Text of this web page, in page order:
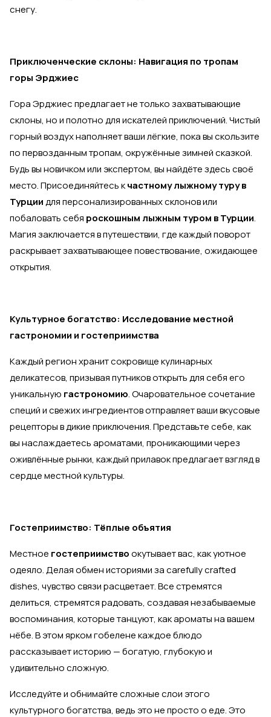
снегу.
Приключенческие склоны: Навигация по тропам
горы Эрджиес
Гора Эрджиес предлагает не только захватывающие
склоны, но и полотно для искателей приключений. Чистый
горный воздух наполняет ваши лёгкие, пока вы скользите
по первозданным тропам, окружённые зимней сказкой.
Будь вы новичком или экспертом, вы найдёте здесь своё
место. Присоединяйтесь кчастному лыжному туру в
Турциидля персонализированных склонов или
побаловать себя роскошным лыжным туром в Турции.
Магия заключается в путешествии, где каждый поворот
раскрывает захватывающее повествование, ожидающее
открытия.
Культурное богатство: Исследование местной
гастрономии и гостеприимства
Каждый регион хранит сокровище кулинарных
деликатесов, призывая путников открыть для себя его
уникальную гастрономию. Очаровательное сочетание
специй и свежих ингредиентов отправляет ваши вкусовые
рецепторы в дикие приключения. Представьте себе, как
вы наслаждаетесь ароматами, проникающими через
оживлённые рынки, каждый прилавок предлагает взгляд в
сердце местной культуры.
Гостеприимство: Тёплые объятия
Местное гостеприимствоокутывает вас, как уютное
одеяло. Делая обмен историями за carefully crafted
dishes, чувство связи расцветает. Все стремятся
делиться, стремятся радовать, создавая незабываемые
воспоминания, которые танцуют, как ароматы на вашем
нёбе. В этом ярком гобелене каждое блюдо
рассказывает историю — богатую, глубокую и
удивительно сложную.
Исследуйте и обнимайте сложные слои этого
культурного богатства, ведь это не просто о еде. Это